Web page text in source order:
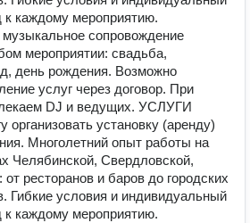
каждому мероприятию.
музыкальное сопровождение
мероприятии: свадьба,
день рождения. Возможно
услуг через договор. При
DJ и ведущих. УСЛУГИ
установку (аренду)
Многолетний опыт работы на
Челябинской, Свердловской,
от ресторанов и баров до городских
Гибкие условия и индивидуальный
каждому мероприятию.